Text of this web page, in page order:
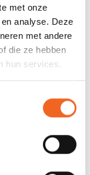
met onze
analyse. Deze
met andere
die ze hebben
hun services.